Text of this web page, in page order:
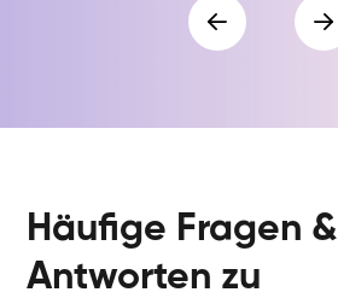
Häufige Fragen &
Antworten zu